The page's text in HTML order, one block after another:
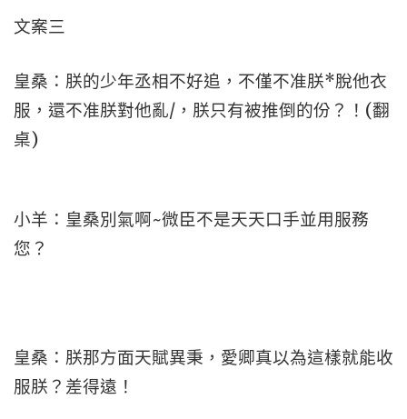
文案三
皇桑：朕的少年丞相不好追，不僅不准朕*脫他衣
服，還不准朕對他亂/，朕只有被推倒的份？！(翻
桌)
小羊：皇桑別氣啊~微臣不是天天口手並用服務
您？
皇桑：朕那方面天賦異秉，愛卿真以為這樣就能收
服朕？差得遠！